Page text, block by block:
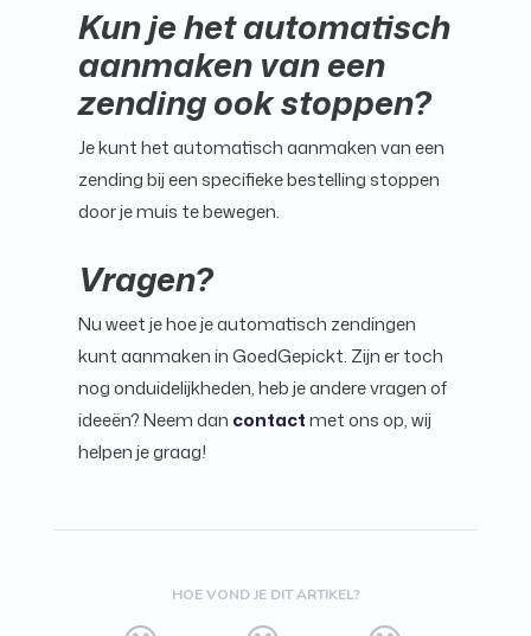
Kun je het automatisch
aanmaken van een
zending ook stoppen?
Je kunt het automatisch aanmaken van een
zending bij een specifieke bestelling stoppen
door je muis te bewegen.
Vragen?
Nu weet je hoe je automatisch zendingen
kunt aanmaken in GoedGepickt. Zijn er toch
nog onduidelijkheden, heb je andere vragen of
ideeën? Neem dan contactmet ons op, wij
helpen je graag!
HOE VOND JE DIT ARTIKEL?